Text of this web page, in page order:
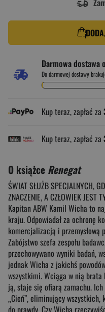
Darmowa dostawa
Do darmowej dostawy
Kup teraz, zapłać za
Kup teraz, zapłać za
O książce Renegat
ŚWIAT SŁUŻB SPECJALNYCH,
ZNACZENIE, A CZŁOWIEK JEST
Kapitan ABW Kamil Wicha to
kraju. Odpowiadał za ochronę
komercjalizacją i przemysłową
Zabójstwo szefa zespołu
przechowywano wyniki badań,
jednak Wicha z jakichś
wszystkimi. Wciąga w nią
ją, staje się ofiarą zamachu.
„Cień”, eliminujący
do prawdy. Czy Wicha